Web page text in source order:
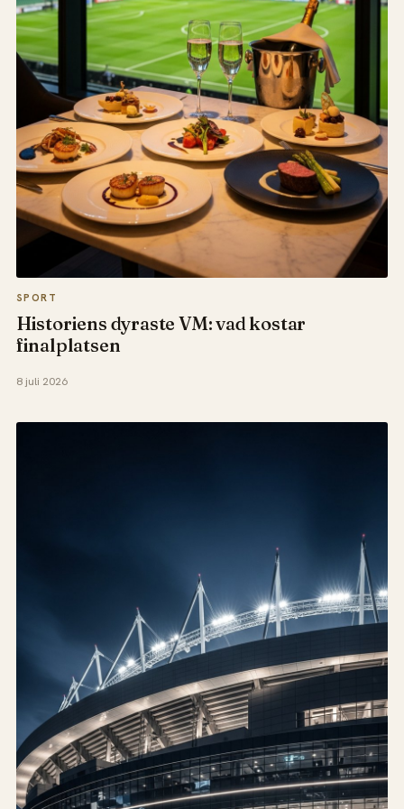
SPORT
Historiens dyraste VM: vad kostar
finalplatsen
8 juli 2026